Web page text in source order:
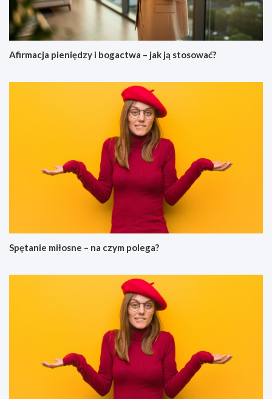
Afirmacja pieniędzy i bogactwa – jak ją stosować?
Spętanie miłosne – na czym polega?